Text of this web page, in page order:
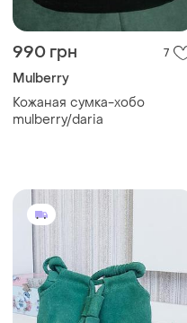
990 грн 7
Mulberry
Кожаная сумка-хобо
mulberry/daria